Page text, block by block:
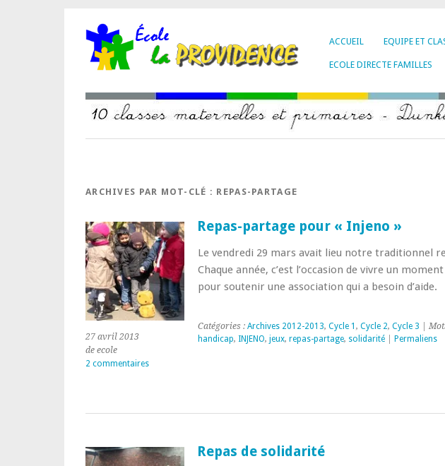
ACCUEIL EQUIPE ET
ECOLE DIRECTE FAMILLES
ARCHIVES PAR MOT-CLÉ : REPAS-PARTAGE
27 avril 2013
de ecole
2 commentaires
Repas-partage pour « Injeno »
Le vendredi 29 mars avait lieu notre traditionnel
Chaque année, c’est l’occasion de vivre un
pour soutenir une association qui a besoin d’aide.
Catégories : Archives 2012-2013, Cycle 1 , Cycle 2, Cycle 3 |
handicap, INJENO, jeux, repas-partage, solidarité| Permaliens
Repas de solidarité